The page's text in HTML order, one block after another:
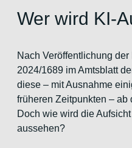
Wer wird KI-
Nach Veröffentlichung
2024/1689 im Amtsblatt
diese – mit Ausnahme
früheren Zeitpunkten – ab
Doch wie wird die
aussehen?